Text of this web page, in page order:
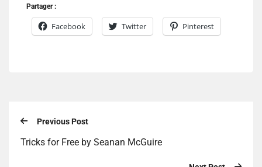
Partager :
Facebook Twitter Pinterest
Previous Post
Tricks for Free by Seanan McGuire